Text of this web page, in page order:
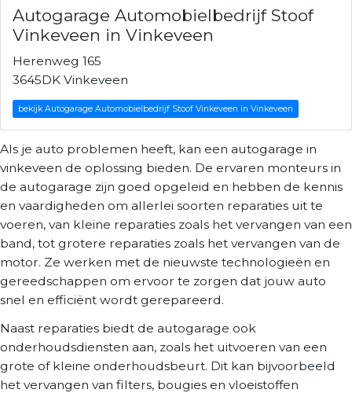
Autogarage Automobielbedrijf Stoof
Vinkeveen in Vinkeveen
Herenweg 165
3645DK Vinkeveen
bekijk Autogarage Automobielbedrijf Stoof Vinkeveen in Vinkeveen
Als je auto problemen heeft, kan een autogarage in
vinkeveen de oplossing bieden. De ervaren monteurs in
de autogarage zijn goed opgeleid en hebben de kennis
en vaardigheden om allerlei soorten reparaties uit te
voeren, van kleine reparaties zoals het vervangen van een
band, tot grotere reparaties zoals het vervangen van de
motor. Ze werken met de nieuwste technologieën en
gereedschappen om ervoor te zorgen dat jouw auto
snel en efficiënt wordt gerepareerd.
Naast reparaties biedt de autogarage ook
onderhoudsdiensten aan, zoals het uitvoeren van een
grote of kleine onderhoudsbeurt. Dit kan bijvoorbeeld
het vervangen van filters, bougies en vloeistoffen